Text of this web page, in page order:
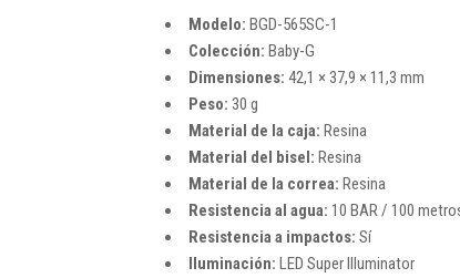
Modelo: BGD-565SC-1
Colección: Baby-G
Dimensiones: 42,1 × 37,9 × 11,3 mm
Peso: 30 g
Material de la caja: Resina
Material del bisel: Resina
Material de la correa: Resina
Resistencia al agua: 10 BAR / 100
Resistencia a impactos: Sí
Iluminación: LED Super Illuminator